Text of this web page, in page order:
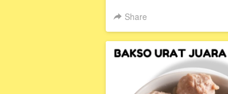
Share